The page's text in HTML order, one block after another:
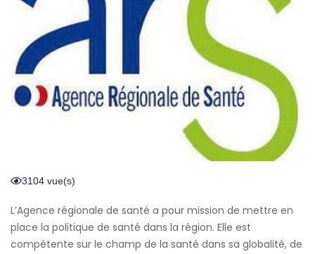
3104 vue(s)
L’Agence régionale de santé a pour mission de mettre en
place la politique de santé dans la région. Elle est
compétente sur le champ de la santé dans sa globalité, de